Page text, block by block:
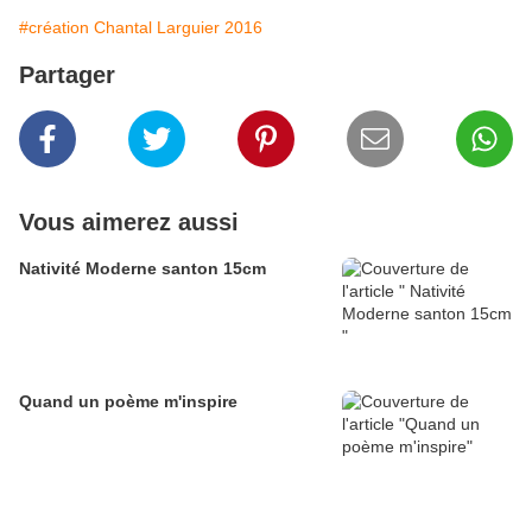
#création Chantal Larguier 2016
Partager
Vous aimerez aussi
Nativité Moderne santon 15cm
Quand un poème m'inspire